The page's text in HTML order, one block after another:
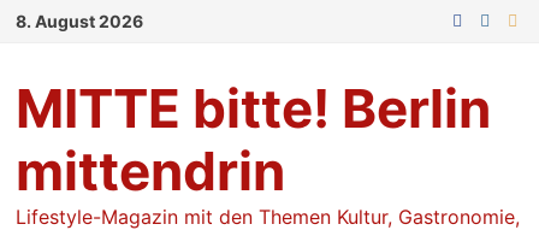
Zum
8. August 2026
MITTE bitte! Berlin
mittendrin
Lifestyle-Magazin mit den Themen Kultur, Gastronomie,